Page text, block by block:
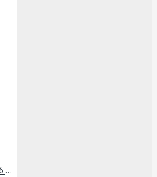
SIGUR. VENTIL UN 1/2 6 bar CALEFFI